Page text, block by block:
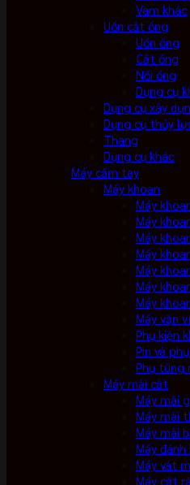
Vam khác
Uốn cắt ống
Uốn ống
Cắt ống
Nối ống
Dụng cụ
Dụng cụ xây
Dụng cụ thủy
Thang
Dụng cụ khác
Máy cầm tay
Máy khoan
Máy
Máy
Máy
Máy
Máy
Máy
Máy
Máy vặn
Phụ kiện
Pin và
Phụ tùng
Máy mài cắt
Máy mài
Máy mài
Máy mài
Máy đánh
Máy vát
Máy cắt